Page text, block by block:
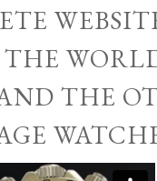
THE